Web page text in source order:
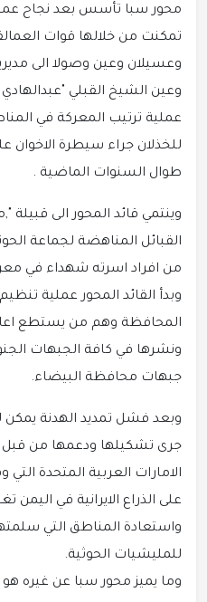
محور سبا تأسس بعد نجاح
تمكنت من خلالها قوات
وعسيلان وعين وصولا الى
وعين الشيخ القبلي "عبدالهادي
عملية ترتيب المعركة في
للخذلان جراء سيطرة
طوال السنوات الماضية .
وينتمي قائد المحور الى قبيلة
القبائل المناهضة لجماعة
من افراد اسرته شهداء في
وبدأ القائد المحور عملية
المحافظة وهم من يستطع
ونشرها في كافة الجبهات
جبهات محافظة البيضاء.
وبعد فشل تمديد الهدنة يمكن
جرى تشكيلها ودعمها من قبل
الامارات العربية المتحدة
على الذراع الايرانية في اليمن
واستعادة المناطق التي
للمليشيات الحوثية.
وما يميز محور سبا عن غيره هو